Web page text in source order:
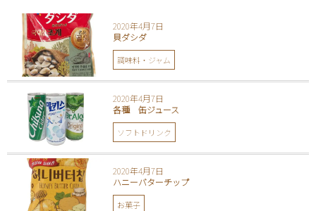
2020年4月7日
貝ダシダ
調味料・ジャム
2020年4月7日
各種 缶ジュース
ソフトドリンク
2020年4月7日
ハニーバターチップ
お菓子